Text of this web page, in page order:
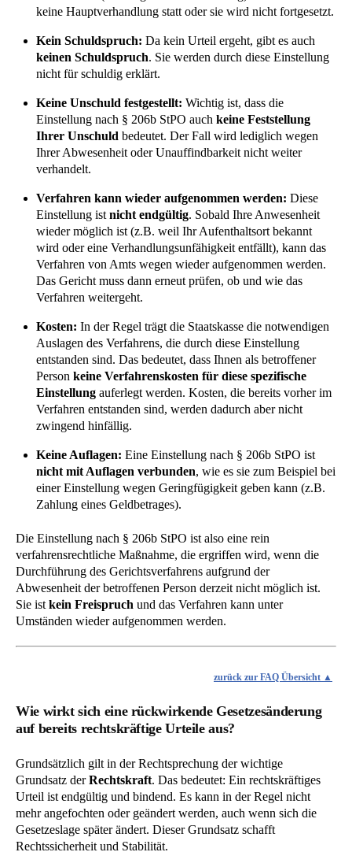
keine Hauptverhandlung statt oder sie wird nicht fortgesetzt.
Kein Schuldspruch: Da kein Urteil ergeht, gibt es auch
keinen Schuldspruch. Sie werden durch diese Einstellung
nicht für schuldig erklärt.
Keine Unschuld festgestellt: Wichtig ist, dass die
Einstellung nach § 206b StPO auch keine Feststellung
Ihrer Unschuld bedeutet. Der Fall wird lediglich wegen
Ihrer Abwesenheit oder Unauffindbarkeit nicht weiter
verhandelt.
Verfahren kann wieder aufgenommen werden: Diese
Einstellung ist nicht endgültig. Sobald Ihre Anwesenheit
wieder möglich ist (z.B. weil Ihr Aufenthaltsort bekannt
wird oder eine Verhandlungsunfähigkeit entfällt), kann das
Verfahren von Amts wegen wieder aufgenommen werden.
Das Gericht muss dann erneut prüfen, ob und wie das
Verfahren weitergeht.
Kosten: In der Regel trägt die Staatskasse die notwendigen
Auslagen des Verfahrens, die durch diese Einstellung
entstanden sind. Das bedeutet, dass Ihnen als betroffener
Person keine Verfahrenskosten für diese spezifische
Einstellungauferlegt werden. Kosten, die bereits vorher im
Verfahren entstanden sind, werden dadurch aber nicht
zwingend hinfällig.
Keine Auflagen: Eine Einstellung nach § 206b StPO ist
nicht mit Auflagen verbunden, wie es sie zum Beispiel bei
einer Einstellung wegen Geringfügigkeit geben kann (z.B.
Zahlung eines Geldbetrages).
Die Einstellung nach § 206b StPO ist also eine rein
verfahrensrechtliche Maßnahme, die ergriffen wird, wenn die
Durchführung des Gerichtsverfahrens aufgrund der
Abwesenheit der betroffenen Person derzeit nicht möglich ist.
Sie ist kein Freispruch und das Verfahren kann unter
Umständen wieder aufgenommen werden.
zurück zur FAQ Übersicht
Wie wirkt sich eine rückwirkende Gesetzesänderung
auf bereits rechtskräftige Urteile aus?
Grundsätzlich gilt in der Rechtsprechung der wichtige
Grundsatz derRechtskraft. Das bedeutet: Ein rechtskräftiges
Urteil ist endgültig und bindend. Es kann in der Regel nicht
mehr angefochten oder geändert werden, auch wenn sich die
Gesetzeslage später ändert. Dieser Grundsatz schafft
Rechtssicherheit und Stabilität.